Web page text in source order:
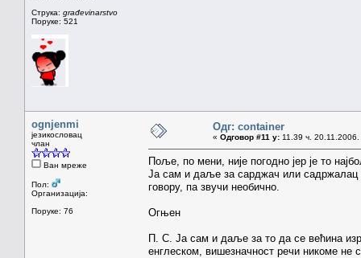
Струка: građevinarstvo
Поруке: 521
ognjenmi
језикословац
члан
Ван мреже
Пол:
Организација:
Поруке: 76
Одг: container
« Одговор #11 у: 11.39 ч. 20.11.2006.
Поље, по мени, није погодно јер је то
Ја сам и даље за сарджач или садржалац
говору, па звучи необично.
Огњен
П. С. Ја сам и даље за то да се већина
енглеском, вишезначност речи никоме не